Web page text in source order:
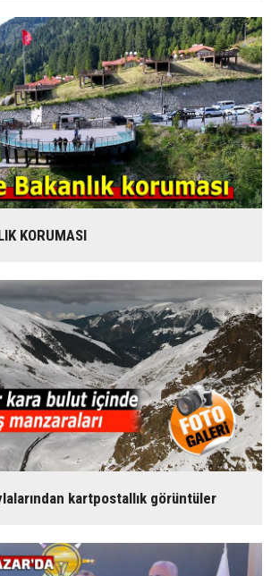
KORUMASI
kartpostallık görüntüler